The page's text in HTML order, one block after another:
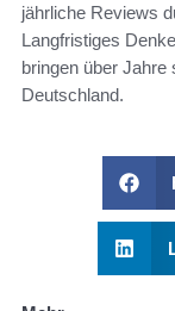
jährliche Reviews
Langfristiges
bringen über
Deutschland.